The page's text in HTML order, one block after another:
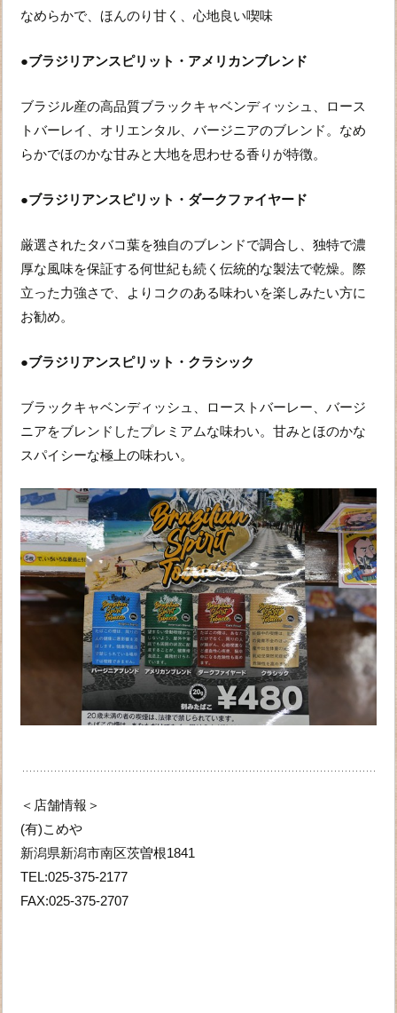
なめらかで、ほんのり甘く、心地良い喫味
●ブラジリアンスピリット・アメリカンブレンド
ブラジル産の高品質ブラックキャベンディッシュ、ロース
トバーレイ、オリエンタル、バージニアのブレンド。なめ
らかでほのかな甘みと大地を思わせる香りが特徴。
●ブラジリアンスピリット・ダークファイヤード
厳選されたタバコ葉を独自のブレンドで調合し、独特で濃
厚な風味を保証する何世紀も続く伝統的な製法で乾燥。際
立った力強さで、よりコクのある味わいを楽しみたい方に
お勧め。
●ブラジリアンスピリット・クラシック
ブラックキャベンディッシュ、ローストバーレー、バージ
ニアをブレンドしたプレミアムな味わい。甘みとほのかな
スパイシーな極上の味わい。
＜店舗情報＞
(有)こめや
新潟県新潟市南区茨曽根1841
TEL:025-375-2177
FAX:025-375-2707